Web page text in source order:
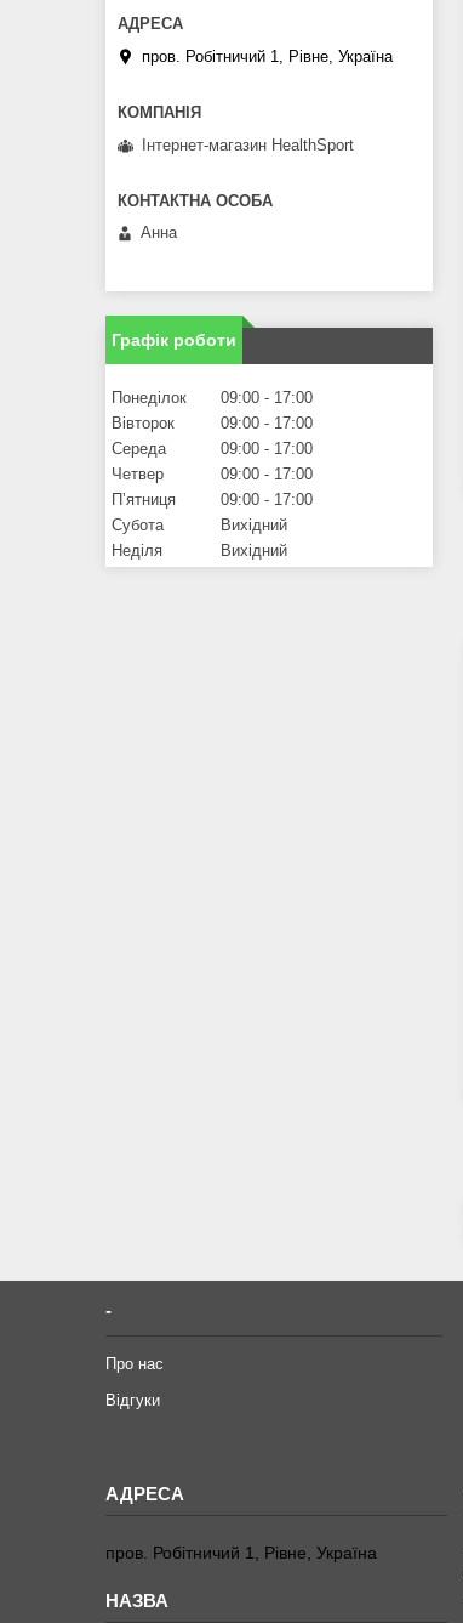
пров. Робітничий 1, Рівне, Україна
Інтернет-магазин HealthSport
Анна
Графік роботи
Понеділок 09:00
17:00
Вівторок
09:00
17:00
Середа
09:00
17:00
Четвер
09:00
17:00
Пʼятниця
09:00
17:00
Субота
Вихідний
Неділя
Вихідний
-
Про нас
Відгуки
пров. Робітничий 1, Рівне, Україна